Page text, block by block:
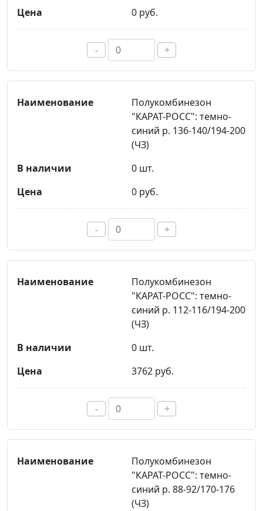
0 руб.
- +
Полукомбинезон
"КАРАТ-РОСС": темно-
синий р. 136-140/194-200
(ЧЗ)
0 шт.
0 руб.
- +
Полукомбинезон
"КАРАТ-РОСС": темно-
синий р. 112-116/194-200
(ЧЗ)
0 шт.
3762 руб.
- +
Полукомбинезон
"КАРАТ-РОСС": темно-
синий р. 88-92/170-176
(ЧЗ)